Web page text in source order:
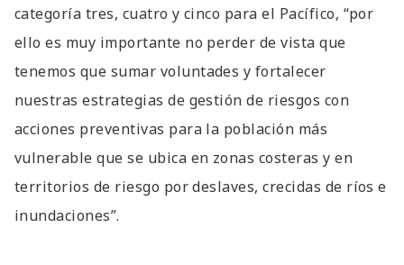
categoría tres, cuatro y cinco para el Pacífico, “por
ello es muy importante no perder de vista que
tenemos que sumar voluntades y fortalecer
nuestras estrategias de gestión de riesgos con
acciones preventivas para la población más
vulnerable que se ubica en zonas costeras y en
territorios de riesgo por deslaves, crecidas de ríos e
inundaciones”.